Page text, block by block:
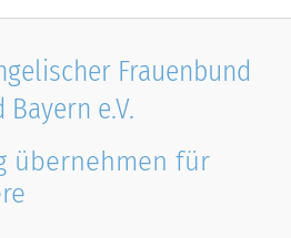
Frauenbund
e.V.
übernehmen für